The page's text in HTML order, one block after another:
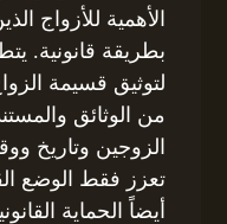
الأهمية للأزواج
بطريقة قانونية.
لتوثيق قسيمة
من الوثائق
الزوجين وتاريخ
تعزز فقط الوضع
أيضاً الحماية